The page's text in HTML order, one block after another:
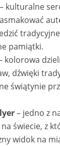
– kulturalne
pamiątki.
kolorowa
dźwięki
świątynie
– jedno z
świecie, z
widok na